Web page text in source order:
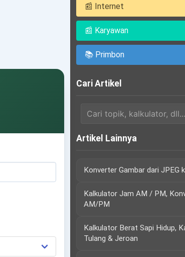
📰 Internet
📰 Karyawan
📚 Primbon
Cari Artikel
Artikel Lainnya
Konverter Gambar dari JPEG
Kalkulator Jam AM / PM,
AM/PM
Kalkulator Berat Sapi Hidup,
Tulang & Jeroan